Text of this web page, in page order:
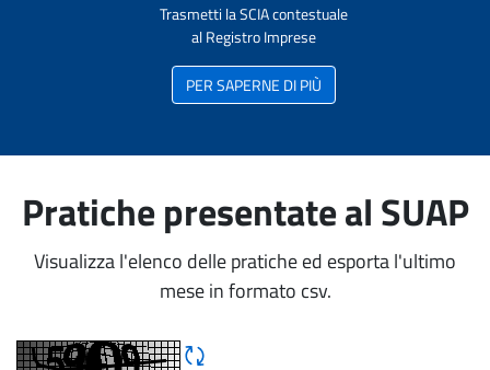
Trasmetti la SCIA contestuale
al Registro Imprese
PER SAPERNE DI PIÙ
Pratiche presentate al SUAP
Visualizza l'elenco delle pratiche ed esporta l'ultimo
mese in formato csv.
Rigene CAPTCHA